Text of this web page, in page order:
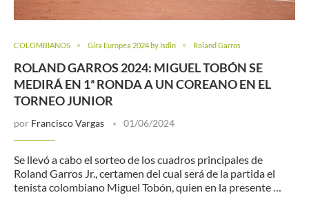
COLOMBIANOS Gira Europea 2024 by Isdin Roland Garros
ROLAND GARROS 2024: MIGUEL TOBÓN SE
MEDIRÁ EN 1ª RONDA A UN COREANO EN EL
TORNEO JUNIOR
por Francisco Vargas 01/06/2024
Se llevó a cabo el sorteo de los cuadros principales de
Roland Garros Jr., certamen del cual será de la partida el
tenista colombiano Miguel Tobón, quien en la presente …